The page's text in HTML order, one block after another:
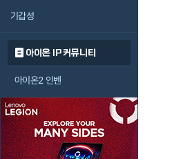
기갑성
아이온 IP 커뮤니티
아이온2 인벤